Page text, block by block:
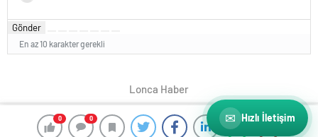
0 0
Gönder
En az 10 karakter gerekli
Lonca Haber
✉ Hızlı İletişim